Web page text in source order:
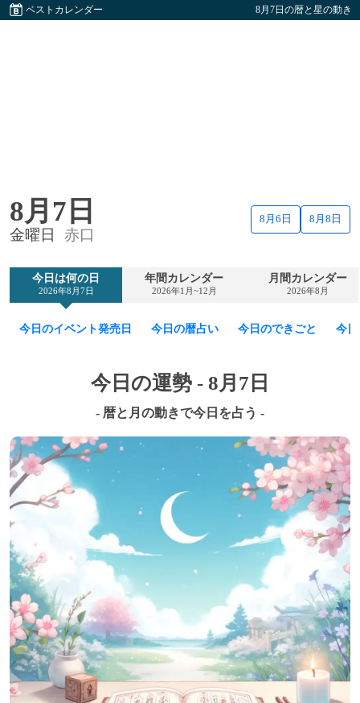
ベストカレンダー 8月7日の暦と星の動き
8月7日
金曜日 赤口
8月6日 8月8日
今日は何の日
2026年8月7日
年間カレンダー
2026年1月~12月
月間カレンダー
2026年8月
今日のイベント発売日 今日の暦占い 今日のできごと 今
今日の運勢 - 8月7日
- 暦と月の動きで今日を占う -